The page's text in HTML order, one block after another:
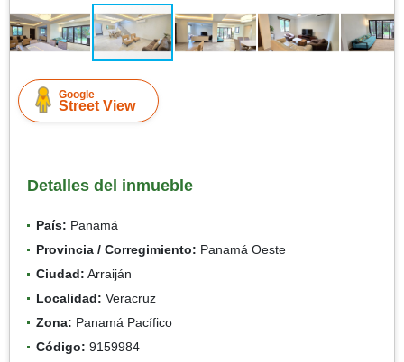
Google
Street View
Detalles del inmueble
País: Panamá
Provincia / Corregimiento: Panamá Oeste
Ciudad: Arraiján
Localidad: Veracruz
Zona: Panamá Pacífico
Código: 9159984